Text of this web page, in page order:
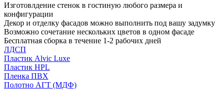
Изготовлдение стенок в гостиную любого размера и
конфигурации
Декор и отделку фасадов можно выполнить под вашу задумку
Возможно сочетание нескольких цветов в одном фасаде
Бесплатная сборка в течение 1-2 рабочих дней
ЛДСП
Пластик Alvic Luxe
Пластик HPL
Пленка ПВХ
Полотно АГТ (МДФ)